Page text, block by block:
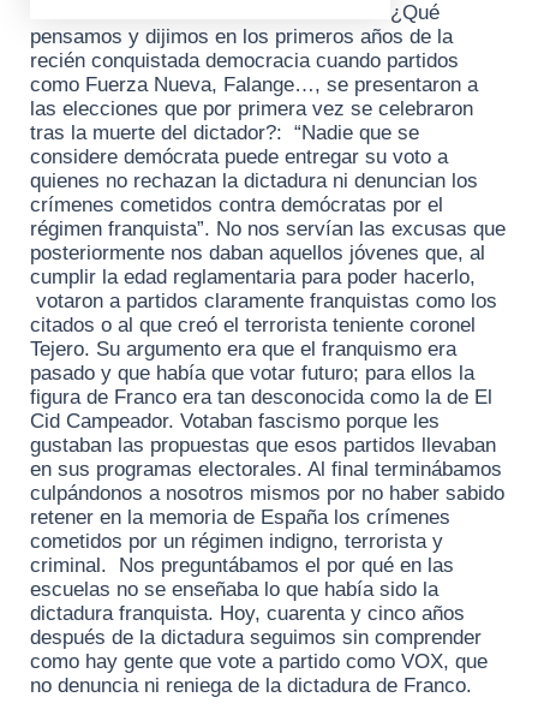
¿Qué
pensamos y dijimos en los primeros años de la
recién conquistada democracia cuando partidos
como Fuerza Nueva, Falange…, se presentaron a
las elecciones que por primera vez se celebraron
tras la muerte del dictador?: “Nadie que se
considere demócrata puede entregar su voto a
quienes no rechazan la dictadura ni denuncian los
crímenes cometidos contra demócratas por el
régimen franquista”. No nos servían las excusas que
posteriormente nos daban aquellos jóvenes que, al
cumplir la edad reglamentaria para poder hacerlo,
votaron a partidos claramente franquistas como los
citados o al que creó el terrorista teniente coronel
Tejero. Su argumento era que el franquismo era
pasado y que había que votar futuro; para ellos la
figura de Franco era tan desconocida como la de El
Cid Campeador. Votaban fascismo porque les
gustaban las propuestas que esos partidos llevaban
en sus programas electorales. Al final terminábamos
culpándonos a nosotros mismos por no haber sabido
retener en la memoria de España los crímenes
cometidos por un régimen indigno, terrorista y
criminal. Nos preguntábamos el por qué en las
escuelas no se enseñaba lo que había sido la
dictadura franquista. Hoy, cuarenta y cinco años
después de la dictadura seguimos sin comprender
como hay gente que vote a partido como VOX, que
no denuncia ni reniega de la dictadura de Franco.